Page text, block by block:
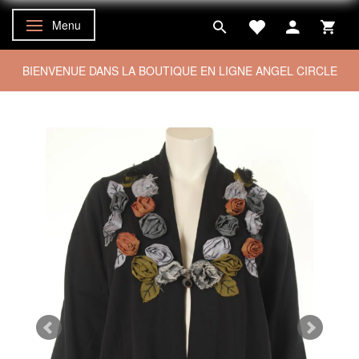
Basculer la navigation
Menu
BIENVENUE DANS LA BOUTIQUE EN LIGNE ANGEL CIRCLE